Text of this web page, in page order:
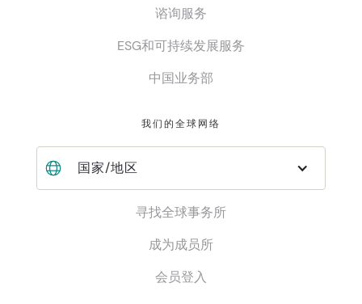
谘询服务
ESG和可持续发展服务
中国业务部
我们的全球网络
国家/地区
寻找全球事务所
成为成员所
会员登入